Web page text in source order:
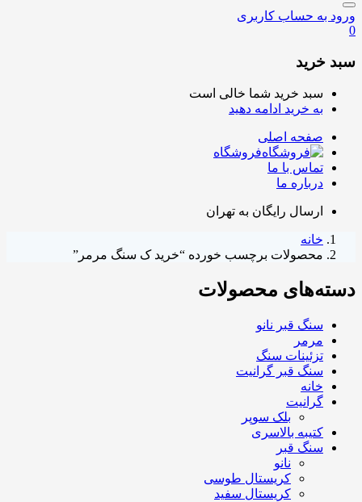
ورود به حساب کاربری
0
سبد خرید
سبد خرید شما خالی است
به خرید ادامه دهید
صفحه اصلی
فروشگاه
تماس با ما
درباره ما
ارسال رایگان به تهران
خانه
محصولات برچسب خورده “خرید ک سنگ مرمر”
دسته‌های محصولات
سنگ قبر نانو
مرمر
تزئینات سنگ
سنگ قبر گرانیت
خانه
گرانیت
بلک سوپر
کتیبه بالاسری
سنگ قبر
نانو
کریستال طوسی
کریستال سفید